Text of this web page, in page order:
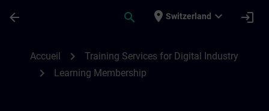
arrow_back search place Switzerland expand_more login
Accueil chevron_right Training Services for Digital Industry
chevron_right Learning Membership